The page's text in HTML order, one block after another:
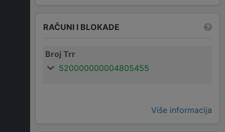
RAČUNI I BLOKADE
Broj Trr
520000000004805455
Više informacija